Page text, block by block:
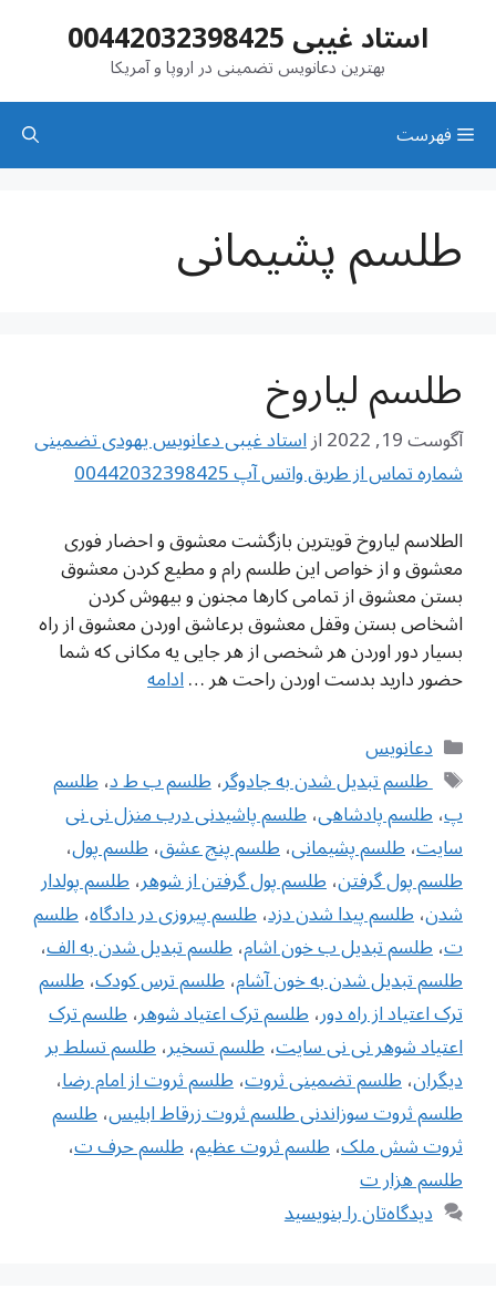
استاد غیبی 00442032398425
بهترین دعانویس تضمینی در اروپا و آمریکا
فهرست
طلسم پشیمانی
طلسم لیاروخ
آگوست 19, 2022 ازاستاد غیبی دعانویس یهودی تضمینی
شماره تماس از طریق واتس آپ 00442032398425
الطلاسم لیاروخ قویترین بازگشت معشوق و احضار فوری
معشوق و از خواص این طلسم رام و مطیع کردن معشوق
بستن معشوق از تمامی کارها مجنون و بیهوش کردن
اشخاص بستن وقفل معشوق برعاشق اوردن معشوق از راه
بسیار دور اوردن هر شخصی از هر جایی یه مکانی که شما
حضور دارید بدست اوردن راحت هر …ادامه
دسته‌ها
دعانویس
برچسب‌ها
‌ طلسم تبدیل شدن به جادوگر،طلسم ب ط د،طلسم
پ،طلسم پادشاهی،طلسم پاشیدنی درب منزل نی نی
سایت،طلسم پشیمانی،طلسم پنج عشق،طلسم پول،
طلسم پول گرفتن،طلسم پول گرفتن از شوهر،طلسم پولدار
شدن،طلسم پیدا شدن دزد،طلسم پیروزی در دادگاه،طلسم
ت،طلسم تبدیل ب خون اشام،طلسم تبدیل شدن به الف،
طلسم تبدیل شدن به خون آشام،طلسم ترس کودک،طلسم
ترک اعتیاد از راه دور،طلسم ترک اعتیاد شوهر،طلسم ترک
اعتیاد شوهر نی نی سایت،طلسم تسخیر،طلسم تسلط بر
دیگران،طلسم تضمینی ثروت،طلسم ثروت از امام رضا،
طلسم ثروت سوزاندنی طلسم ثروت زرقاط ابلیس،طلسم
ثروت شش ملک،طلسم ثروت عظیم،طلسم حرف ت،
طلسم هزار ت
دیدگاه‌تان را بنویسید